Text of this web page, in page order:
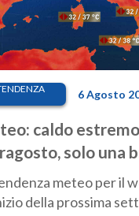
6 Agosto
caldo
solo una
Ecco dove
meteo per il
della prossima